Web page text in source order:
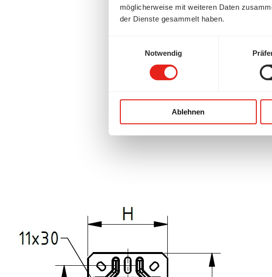
möglicherweise mit weiteren Daten
der Dienste gesammelt haben.
Notwendig
Ablehnen